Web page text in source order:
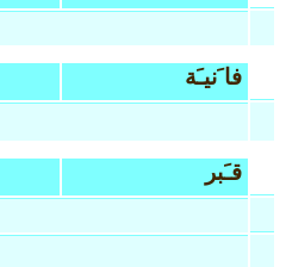
فا َنيـَة
قـَبر